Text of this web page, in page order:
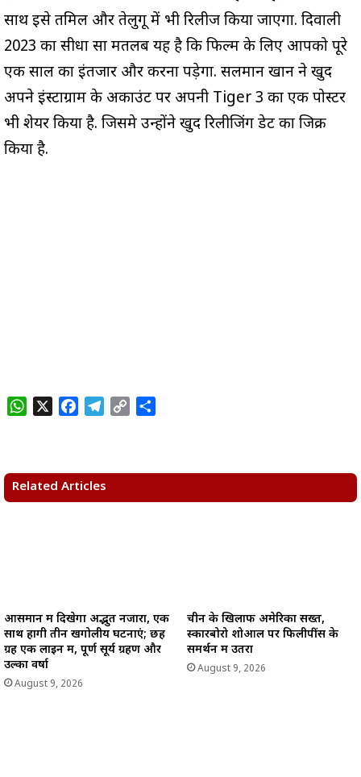
साथ इसे तमिल और तेलुगू में भी रिलीज किया जाएगा. दिवाली
2023 का सीधा सा मतलब यह है कि फिल्म के लिए आपको पूरे
एक साल का इंतजार और करना पड़ेगा. सलमान खान ने खुद
अपने इंस्टाग्राम के अकाउंट पर अपनी Tiger 3 का एक पोस्टर
भी शेयर किया है. जिसमे उन्होंने खुद रिलीजिंग डेट का जिक्र
किया है.
W
s
A
b
o
g
r
i
Related Articles
आसमान में दिखेगा अद्भुत नजारा, एक
साथ होंगी तीन खगोलीय घटनाएं; छह
ग्रह एक लाइन में, पूर्ण सूर्य ग्रहण और
उल्का वर्षा
August 9, 2026
चीन के खिलाफ अमेरिका सख्त,
स्कारबोरो शोआल पर फिलीपींस के
समर्थन में उतरा
August 9, 2026